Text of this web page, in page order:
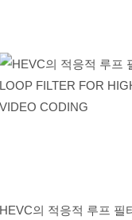
HEVC의 적응적 루프 필